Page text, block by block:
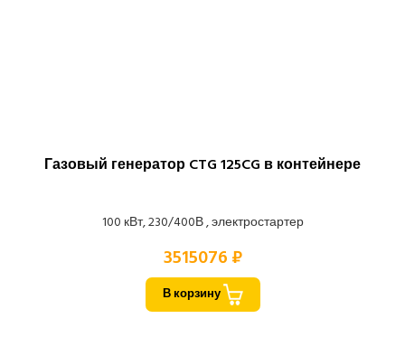
Газовый генератор CTG 125CG в контейнере
100 кВт, 230/400В , электростартер
3515076 ₽
В корзину